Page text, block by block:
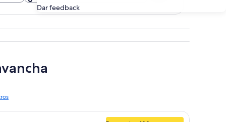
Dar feedback